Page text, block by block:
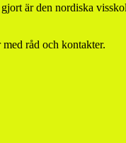
är den nordiska
råd och kontakter.